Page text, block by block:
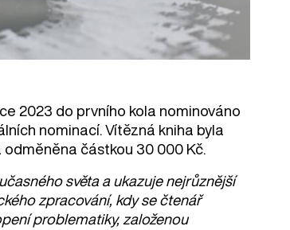
2023 do prvního kola nominováno
nominací. Vítězná kniha byla
částkou 30 000 Kč.
světa a ukazuje nejrůznější
zpracování, kdy se čtenář
problematiky, založenou